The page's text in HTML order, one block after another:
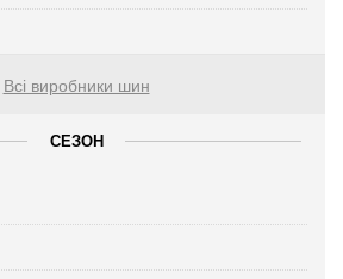
Всі виробники шин
СЕЗОН